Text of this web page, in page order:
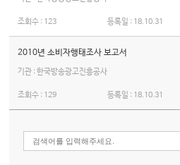
조회수 : 123 등록일 : 18.10.31
2010년 소비자행태조사 보고서
기관 : 한국방송광고진흥공사
조회수 : 129 등록일 : 18.10.31